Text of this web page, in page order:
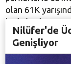
olan 61K
kadınlarda
Yoğun
Ege Yoldüren,
ilk gelen
Nilüfer'de
Genişliyor